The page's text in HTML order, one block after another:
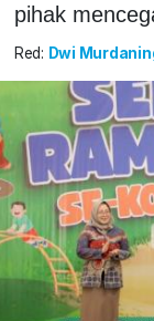
pihak
Red: Dwi